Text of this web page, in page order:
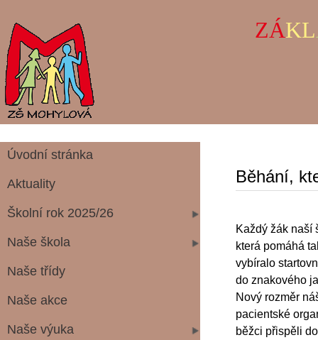
ZÁKL
Úvodní stránka
Aktuality
Školní rok 2025/26
Naše škola
Naše třídy
Naše akce
Naše výuka
Běhání,
Každý žák naší
která pomáhá
vybíralo
do znakového
Nový rozměr
pacientské
běžci přispěli